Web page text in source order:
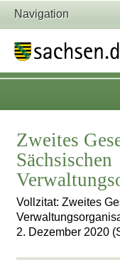
Navigation
Zweites
Sächsischen
Vollzitat: Zweites
2. Dezember 2020